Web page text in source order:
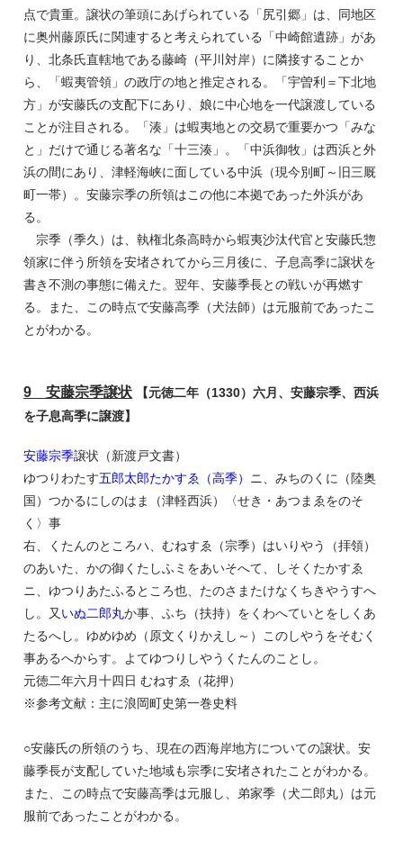
点で貴重。譲状の筆頭にあげられている「尻引郷」は、同地区
に奥州藤原氏に関連すると考えられている「中崎館遺跡」があ
り、北条氏直轄地である藤崎（平川対岸）に隣接することか
ら、「蝦夷管領」の政庁の地と推定される。「宇曽利＝下北地
方」が安藤氏の支配下にあり、娘に中心地を一代譲渡している
ことが注目される。「湊」は蝦夷地との交易で重要かつ「みな
と」だけで通じる著名な「十三湊」。「中浜御牧」は西浜と外
浜の間にあり、津軽海峡に面している中浜（現今別町～旧三厩
町一帯）。安藤宗季の所領はこの他に本拠であった外浜があ
る。
宗季（季久）は、執権北条高時から蝦夷沙汰代官と安藤氏惣
領家に伴う所領を安堵されてから三月後に、子息高季に譲状を
書き不測の事態に備えた。翌年、安藤季長との戦いが再燃す
る。また、この時点で安藤高季（犬法師）は元服前であったこ
とがわかる。
9 安藤宗季譲状
【元徳二年（1330）六月、安藤宗季、西浜
を子息高季に譲渡】
安藤宗季譲状（新渡戸文書）
ゆつりわたす五郎太郎たかすゑ（高季） ニ、みちのくに（陸奥
国）つかるにしのはま（津軽西浜）〈せき・あつまゑをのそ
く〉事
右、くたんのところハ、むねすゑ（宗季）はいりやう（拝領）
のあいた、かの御くたしふミをあいそへて、しそくたかすゑ
ニ、ゆつりあたふるところ也、たのさまたけなくちきやうすへ
し。又 いぬ二郎丸か事、ふち（扶持）をくわへていとをしくあ
たるへし。ゆめゆめ（原文くりかえし～）このしやうをそむく
事あるへからす。よてゆつりしやうくたんのことし。
元徳二年六月十四日 むねすゑ（花押）
※参考文献：主に浪岡町史第一巻史料
○安藤氏の所領のうち、現在の西海岸地方についての譲状。安
藤季長が支配していた地域も宗季に安堵されたことがわかる。
また、この時点で安藤高季は元服し、弟家季（犬二郎丸）は元
服前であったことがわかる。